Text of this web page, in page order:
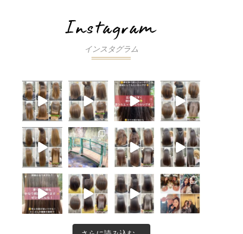
インスタグラム